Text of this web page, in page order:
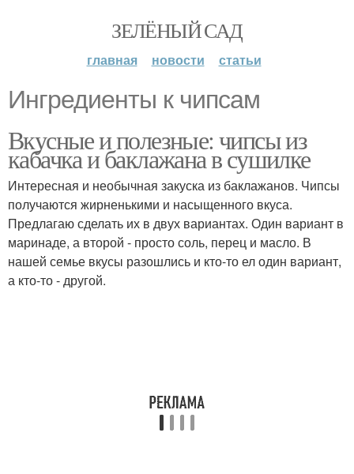
ЗЕЛЁНЫЙ САД
главная новости статьи
Ингредиенты к чипсам
Вкусные и полезные: чипсы из
кабачка и баклажана в сушилке
Интересная и необычная закуска из баклажанов. Чипсы
получаются жирненькими и насыщенного вкуса.
Предлагаю сделать их в двух вариантах. Один вариант в
маринаде, а второй - просто соль, перец и масло. В
нашей семье вкусы разошлись и кто-то ел один вариант,
а кто-то - другой.